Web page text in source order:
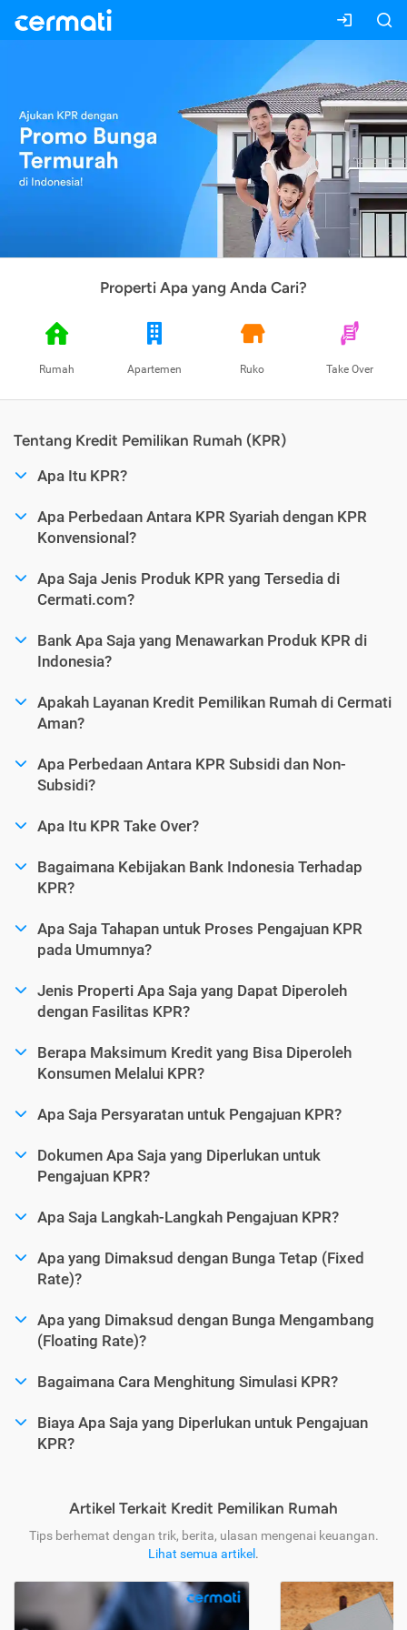
Properti Apa yang Anda Cari?
Rumah Apartemen Ruko Take Over
Tentang Kredit Pemilikan Rumah (KPR)
Apa Itu KPR?
Apa Perbedaan Antara KPR Syariah dengan KPR
Konvensional?
Apa Saja Jenis Produk KPR yang Tersedia di
Cermati.com?
Bank Apa Saja yang Menawarkan Produk KPR di
Indonesia?
Apakah Layanan Kredit Pemilikan Rumah di Cermati
Aman?
Apa Perbedaan Antara KPR Subsidi dan Non-
Subsidi?
Apa Itu KPR Take Over?
Bagaimana Kebijakan Bank Indonesia Terhadap
KPR?
Apa Saja Tahapan untuk Proses Pengajuan KPR
pada Umumnya?
Jenis Properti Apa Saja yang Dapat Diperoleh
dengan Fasilitas KPR?
Berapa Maksimum Kredit yang Bisa Diperoleh
Konsumen Melalui KPR?
Apa Saja Persyaratan untuk Pengajuan KPR?
Dokumen Apa Saja yang Diperlukan untuk
Pengajuan KPR?
Apa Saja Langkah-Langkah Pengajuan KPR?
Apa yang Dimaksud dengan Bunga Tetap (Fixed
Rate)?
Apa yang Dimaksud dengan Bunga Mengambang
(Floating Rate)?
Bagaimana Cara Menghitung Simulasi KPR?
Biaya Apa Saja yang Diperlukan untuk Pengajuan
KPR?
Artikel Terkait Kredit Pemilikan Rumah
Tips berhemat dengan trik, berita, ulasan mengenai keuangan.
Lihat semua artikel .